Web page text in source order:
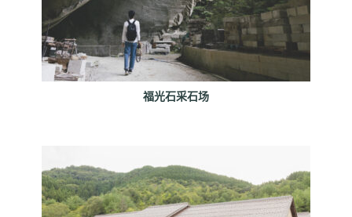
福光石采石场